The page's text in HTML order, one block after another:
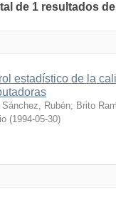
de 1 resultados
estadístico de la
Rubén; Brito
(1994-05-30)